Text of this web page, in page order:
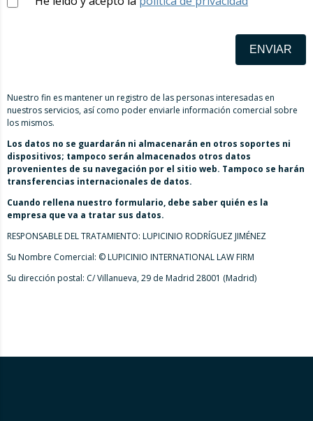
Nuestro fin es mantener un registro de las personas interesadas en
nuestros servicios, así como poder enviarle información comercial sobre
los mismos.
Los datos no se guardarán ni almacenarán en otros soportes ni
dispositivos; tampoco serán almacenados otros datos
provenientes de su navegación por el sitio web. Tampoco se harán
transferencias internacionales de datos.
Cuando rellena nuestro formulario, debe saber quién es la
empresa que va a tratar sus datos.
RESPONSABLE DEL TRATAMIENTO: LUPICINIO RODRÍGUEZ JIMÉNEZ
Su Nombre Comercial: © LUPICINIO INTERNATIONAL LAW FIRM
Su dirección postal: C/ Villanueva, 29 de Madrid 28001 (Madrid)
ENVIAR